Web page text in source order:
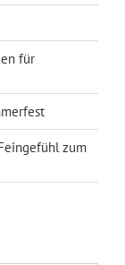
für
zum